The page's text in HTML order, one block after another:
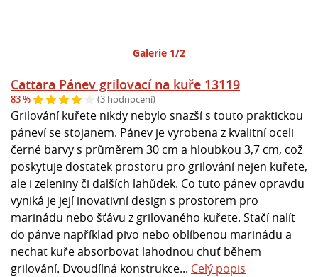
Galerie 1/2
Cattara Pánev grilovací na kuře 13119
83 % (3 hodnocení)
Grilování kuřete nikdy nebylo snazší s touto praktickou
páneví se stojanem. Pánev je vyrobena z kvalitní oceli
černé barvy s průměrem 30 cm a hloubkou 3,7 cm, což
poskytuje dostatek prostoru pro grilování nejen kuřete,
ale i zeleniny či dalších lahůdek. Co tuto pánev opravdu
vyniká je její inovativní design s prostorem pro
marinádu nebo šťávu z grilovaného kuřete. Stačí nalít
do pánve například pivo nebo oblíbenou marinádu a
nechat kuře absorbovat lahodnou chuť během
grilování. Dvoudílná konstrukce... Celý popis